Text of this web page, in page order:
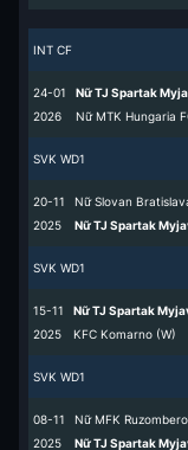
INT CF
24-01
2026
Nữ TJ Spartak
Nữ MTK Hungaria
SVK WD1
20-11
2025
Nữ Slovan
Nữ TJ Spartak
SVK WD1
15-11
2025
Nữ TJ Spartak
KFC Komarno (W)
SVK WD1
08-11
2025
Nữ MFK
Nữ TJ Spartak